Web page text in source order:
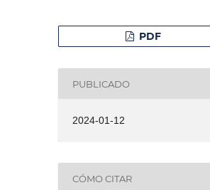
PDF
PUBLICADO
2024-01-12
CÓMO CITAR